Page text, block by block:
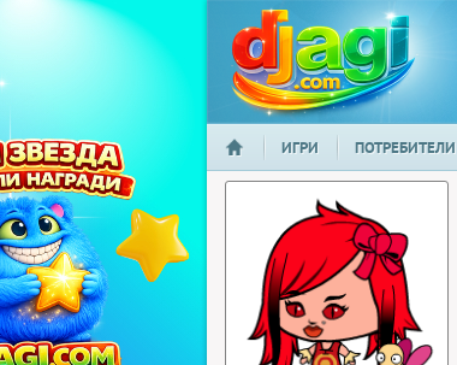
НАЧАЛО
ИГРИ ПОТРЕБИТЕЛИ